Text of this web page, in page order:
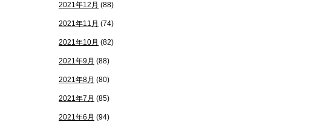
2021年12月 (88)
2021年11月 (74)
2021年10月 (82)
2021年9月 (88)
2021年8月 (80)
2021年7月 (85)
2021年6月 (94)